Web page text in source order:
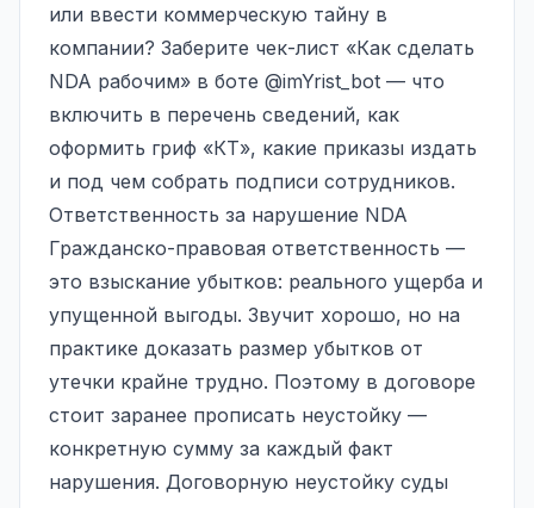
или ввести коммерческую тайну в
компании? Заберите чек-лист «Как сделать
NDA рабочим» в боте @imYrist_bot — что
включить в перечень сведений, как
оформить гриф «КТ», какие приказы издать
и под чем собрать подписи сотрудников.
Ответственность за нарушение NDA
Гражданско-правовая ответственность —
это взыскание убытков: реального ущерба и
упущенной выгоды. Звучит хорошо, но на
практике доказать размер убытков от
утечки крайне трудно. Поэтому в договоре
стоит заранее прописать неустойку —
конкретную сумму за каждый факт
нарушения. Договорную неустойку суды